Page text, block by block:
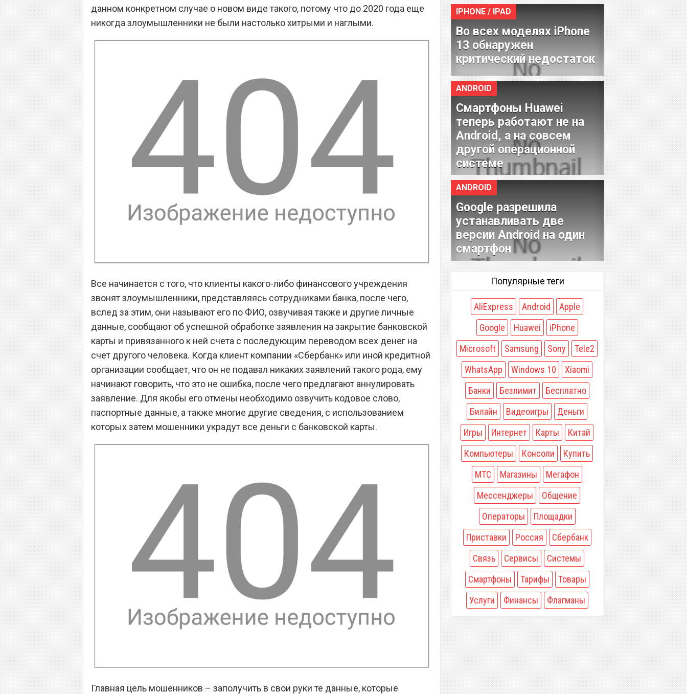
данном конкретном случае о новом виде такого, потому что до 2020 года еще
никогда злоумышленники не были настолько хитрыми и наглыми.
Все начинается с того, что клиенты какого-либо финансового учреждения
звонят злоумышленники, представляясь сотрудниками банка, после чего,
вслед за этим, они называют его по ФИО, озвучивая также и другие личные
данные, сообщают об успешной обработке заявления на закрытие банковской
карты и привязанного к ней счета с последующим переводом всех денег на
счет другого человека. Когда клиент компании «Сбербанк» или иной кредитной
организации сообщает, что он не подавал никаких заявлений такого рода, ему
начинают говорить, что это не ошибка, после чего предлагают аннулировать
заявление. Для якобы его отмены необходимо озвучить кодовое слово,
паспортные данные, а также многие другие сведения, с использованием
которых затем мошенники украдут все деньги с банковской карты.
Главная цель мошенников – заполучить в свои руки те данные, которые
IPHONE / IPAD
Во всех моделях iPhone
13 обнаружен
критический недостаток
ANDROID
Смартфоны Huawei
теперь работают не на
Android, а на совсем
другой операционной
системе
ANDROID
Google разрешила
устанавливать две
версии Android на один
смартфон
Популярные теги
AliExpress Android
Apple
Google
Huawei
iPhone
Microsoft
Samsung Sony
Tele2
WhatsApp
Windows 10
Xiaomi
Банки
Безлимит
Бесплатно
Билайн
Видеоигры
Деньги
Игры
Интернет Карты
Китай
Компьютеры
Консоли
Купить
МТС
Магазины
Мегафон
Мессенджеры
Общение
Операторы
Площадки
Приставки
Россия
Сбербанк
Связь
Сервисы
Системы
Смартфоны
Тарифы
Товары
Услуги
Финансы Флагманы